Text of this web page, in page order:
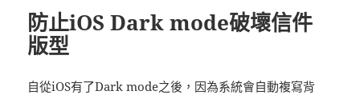
防止iOS Dark mode破壞信件
版型
自從iOS有了Dark mode之後，因為系統會自動複寫背